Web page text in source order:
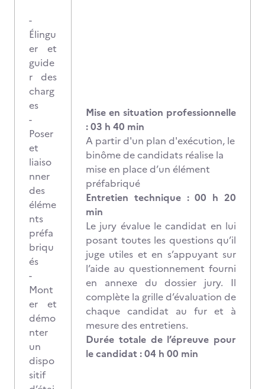
-
Élingu
er et
guide
r des
charg
es
-
Poser
et
liaiso
nner
des
éléme
nts
préfa
briqu
és
-
Mont
er et
démo
nter
un
dispo
sitif
Mise en situation professionnelle
: 03 h 40 min
A partir d'un plan d'exécution, le
binôme de candidats réalise la
mise en place d’un élément
préfabriqué
Entretien technique : 00 h 20
min
Le jury évalue le candidat en lui
posant toutes les questions qu’il
juge utiles et en s’appuyant sur
l’aide au questionnement fourni
en annexe du dossier jury. Il
complète la grille d’évaluation de
chaque candidat au fur et à
mesure des entretiens.
Durée totale de l’épreuve pour
le candidat : 04 h 00 min